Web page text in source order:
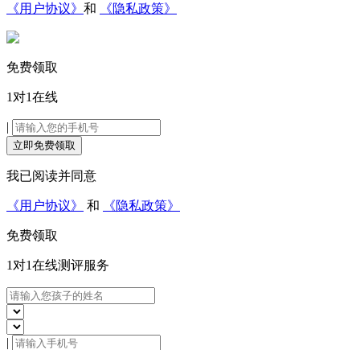
《用户协议》 和 《隐私政策》
免费领取
1对1在线
|
立即免费领取
我已阅读并同意
《用户协议》 和 《隐私政策》
免费领取
1对1在线测评服务
|